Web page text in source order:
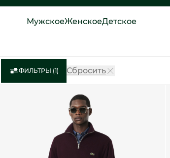
МужскоеЖенскоеДетское
ФИЛЬТРЫ (1) Сбросить